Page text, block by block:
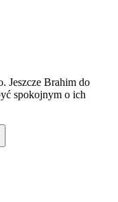
Jeszcze Brahim do
spokojnym o ich